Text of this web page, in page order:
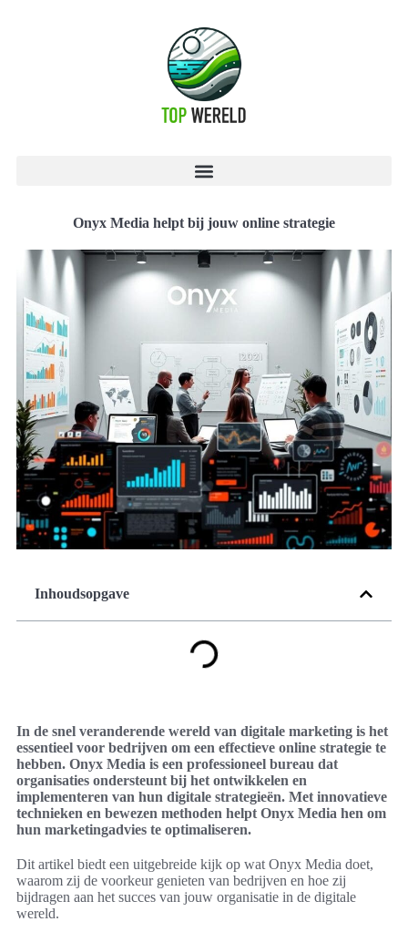
Onyx Media helpt bij jouw online strategie
Inhoudsopgave
In de snel veranderende wereld van digitale marketing is het
essentieel voor bedrijven om een effectieve online strategie te
hebben. Onyx Media is een professioneel bureau dat
organisaties ondersteunt bij het ontwikkelen en
implementeren van hun digitale strategieën. Met innovatieve
technieken en bewezen methoden helpt Onyx Media hen om
hun marketingadvies te optimaliseren.
Dit artikel biedt een uitgebreide kijk op wat Onyx Media doet,
waarom zij de voorkeur genieten van bedrijven en hoe zij
bijdragen aan het succes van jouw organisatie in de digitale
wereld.